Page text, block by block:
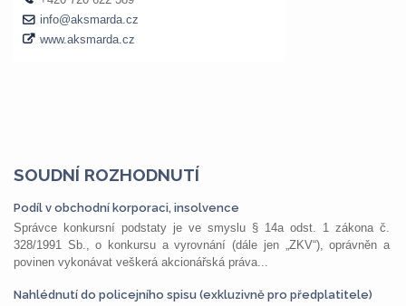
SOUDNÍ ROZHODNUTÍ
Podíl v obchodní korporaci, insolvence
Správce konkursní podstaty je ve smyslu § 14a odst. 1 zákona č.
328/1991 Sb., o konkursu a vyrovnání (dále jen „ZKV“), oprávněn a
povinen vykonávat veškerá akcionářská práva...
Nahlédnutí do policejního spisu (exkluzivně pro předplatitele)